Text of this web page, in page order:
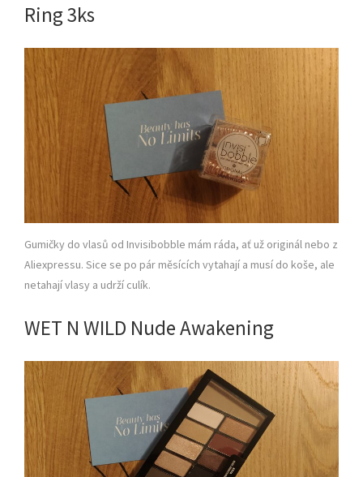
Ring 3ks
Gumičky do vlasů od Invisibobble mám ráda, ať už originál nebo z
Aliexpressu. Sice se po pár měsících vytahají a musí do koše, ale
netahají vlasy a udrží culík.
WET N WILD Nude Awakening